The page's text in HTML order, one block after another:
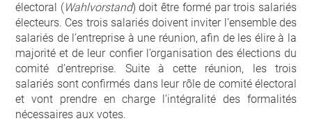
électoral (Wahlvorstand) doit être formé par trois salariés
électeurs. Ces trois salariés doivent inviter l’ensemble des
salariés de l’entreprise à une réunion, afin de les élire à la
majorité et de leur confier l’organisation des élections du
comité d’entreprise. Suite à cette réunion, les trois
salariés sont confirmés dans leur rôle de comité électoral
et vont prendre en charge l’intégralité des formalités
nécessaires aux votes.